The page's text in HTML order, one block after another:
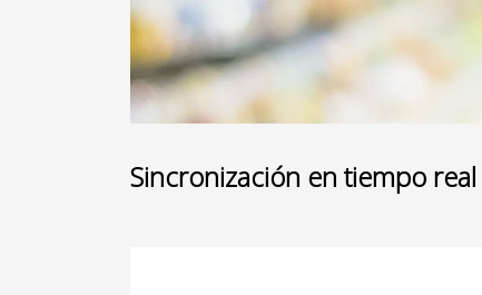
Sincronización en tiempo real